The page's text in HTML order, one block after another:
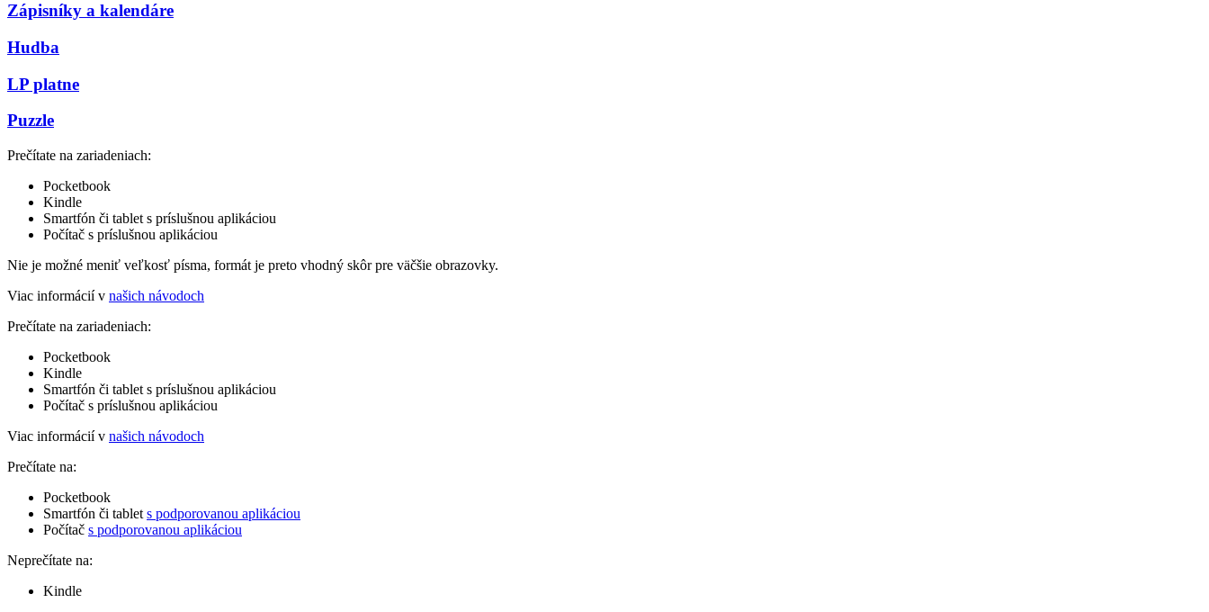
Zápisníky a kalendáre
Hudba
LP platne
Puzzle
Prečítate na zariadeniach:
Pocketbook
Kindle
Smartfón či tablet s príslušnou aplikáciou
Počítač s príslušnou aplikáciou
Nie je možné meniť veľkosť písma, formát je preto vhodný skôr pre väčšie obrazovky.
Viac informácií v našich návodoch
Prečítate na zariadeniach:
Pocketbook
Kindle
Smartfón či tablet s príslušnou aplikáciou
Počítač s príslušnou aplikáciou
Viac informácií v našich návodoch
Prečítate na:
Pocketbook
Smartfón či tablet s podporovanou aplikáciou
Počítač s podporovanou aplikáciou
Neprečítate na:
Kindle